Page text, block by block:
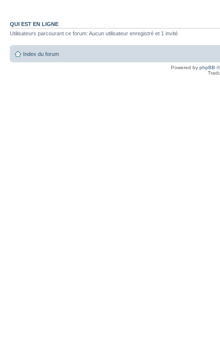
QUI EST EN LIGNE
Utilisateurs parcourant ce forum: Aucun utilisateur enregistré et 1 invité
Index du forum
Powered by phpBB